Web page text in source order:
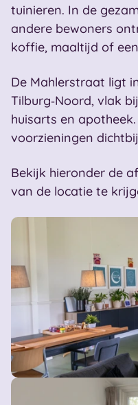
tuinieren. In de
andere bewoners
koffie, maaltijd of
De Mahlerstraat ligt
Tilburg‑Noord, vlak
huisarts en
voorzieningen
Bekijk hieronder de
van de locatie te